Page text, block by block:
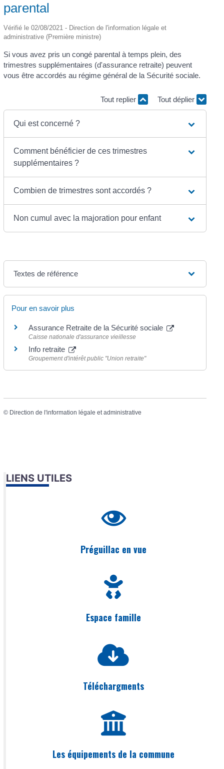
parental
Vérifié le 02/08/2021 - Direction de l'information légale et
administrative (Première ministre)
Si vous avez pris un congé parental à temps plein, des
trimestres supplémentaires (d'assurance retraite) peuvent
vous être accordés au régime général de la Sécurité sociale.
Tout replier Tout déplier
Qui est concerné ?
Comment bénéficier de ces trimestres
supplémentaires ?
Combien de trimestres sont accordés ?
Non cumul avec la majoration pour enfant
Textes de référence
Pour en savoir plus
Assurance Retraite de la Sécurité sociale
Caisse nationale d'assurance vieillesse
Info retraite
Groupement d'intérêt public "Union retraite"
© Direction de l'information légale et administrative
LIENS UTILES
Préguillac en vue
Espace famille
Téléchargments
Les équipements de la commune